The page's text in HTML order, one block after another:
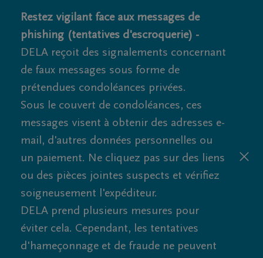
Restez vigilant face aux messages de
phishing (tentatives d'escroquerie) -
DELA reçoit des signalements concernant
de faux messages sous forme de
prétendues condoléances privées.
Sous le couvert de condoléances, ces
messages visent à obtenir des adresses e-
mail, d'autres données personnelles ou
un paiement. Ne cliquez pas sur des liens
ou des pièces jointes suspects et vérifiez
soigneusement l'expéditeur.
DELA prend plusieurs mesures pour
éviter cela. Cependant, les tentatives
d'hameçonnage et de fraude ne peuvent